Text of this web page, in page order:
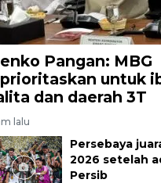
Pangan: MBG
untuk
dan daerah 3T
lalu
Persebaya
2026 setelah
Persib